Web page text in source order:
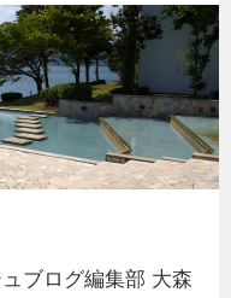
ブログ編集部 大森